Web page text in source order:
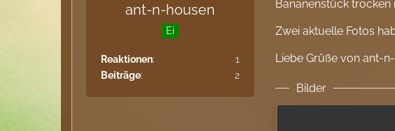
ant-n-housen
Ei
Reaktionen
1
Beiträge
2
Bananenstück trocken
Zwei aktuelle Fotos
Liebe Grüße von ant-
Bilder